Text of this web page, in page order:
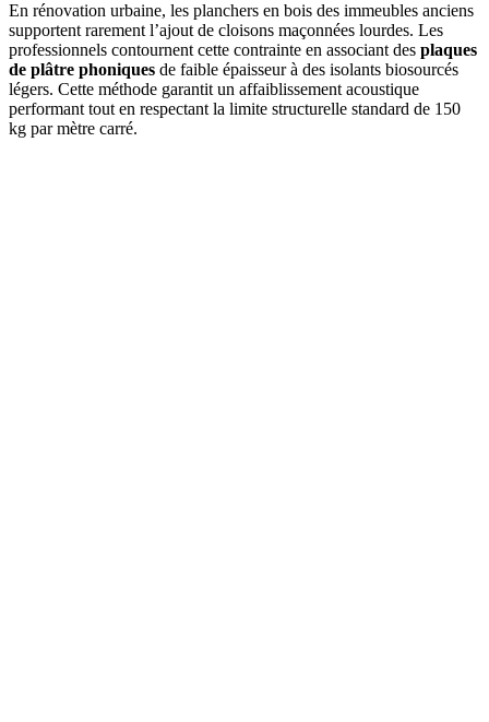
En rénovation urbaine, les planchers en bois des immeubles anciens
supportent rarement l’ajout de cloisons maçonnées lourdes. Les
professionnels contournent cette contrainte en associant des plaques
de plâtre phoniques de faible épaisseur à des isolants biosourcés
légers. Cette méthode garantit un affaiblissement acoustique
performant tout en respectant la limite structurelle standard de 150
kg par mètre carré.